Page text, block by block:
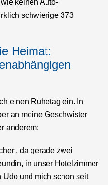
keinen Auto-
schwierige 373
Heimat:
einen Ruhetag ein. In
an meine Geschwister
anderem:
da gerade zwei
in unser Hotelzimmer
Udo und mich schon seit